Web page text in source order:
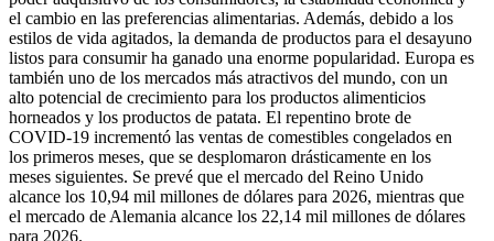
el cambio en las preferencias alimentarias. Además, debido a los
estilos de vida agitados, la demanda de productos para el desayuno
listos para consumir ha ganado una enorme popularidad. Europa es
también uno de los mercados más atractivos del mundo, con un
alto potencial de crecimiento para los productos alimenticios
horneados y los productos de patata. El repentino brote de
COVID-19 incrementó las ventas de comestibles congelados en
los primeros meses, que se desplomaron drásticamente en los
meses siguientes. Se prevé que el mercado del Reino Unido
alcance los 10,94 mil millones de dólares para 2026, mientras que
el mercado de Alemania alcance los 22,14 mil millones de dólares
para 2026.